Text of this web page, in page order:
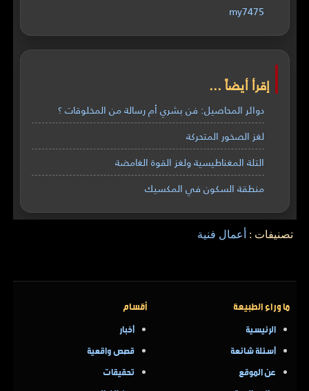
my7475
إقرأ أيضاً ...
دوائر المحاصيل: فن بشري أم رسالة من المخلوقات ؟
لغز الصخور المتحركة
التلة المغناطيسية ولغز القوة الغامضة
منطقة السكون في المكسيك
تصنيفات : أعمال فنية
ما وراء الطبيعة
الرئيسية
أسئلة شائعة
عن الموقع
أقسام
أخبار
قصص واقعية
تحقيقات